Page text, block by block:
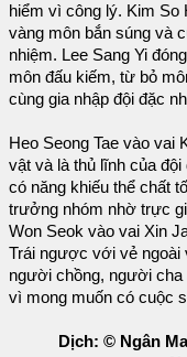
hiểm vì công lý. Kim
vàng môn bắn súng và
nhiệm. Lee Sang Yi
môn đấu kiếm, từ bỏ
cùng gia nhập đội đặc
Heo Seong Tae vào vai
vật và là thủ lĩnh của
có năng khiếu thể chất
trưởng nhóm nhờ trực
Won Seok vào vai Xin
Trái ngược với vẻ ngoài
người chồng, người cha
vì mong muốn có cuộc
Dịch: © Ngân